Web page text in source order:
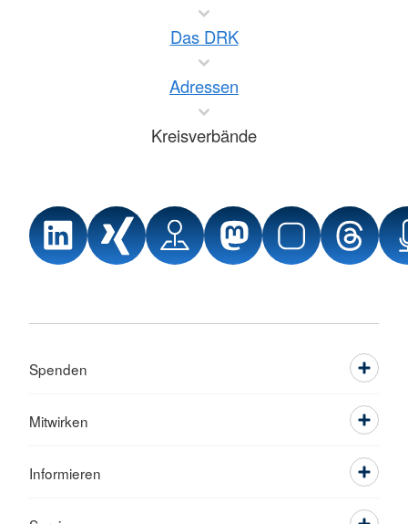
Das DRK
Adressen
Kreisverbände
Spenden
Mitwirken
Informieren